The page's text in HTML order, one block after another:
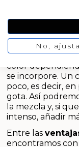
formulación a
mucho, y
para conseguir
nos permitirá
color
se incorpore. Un
poco, es decir,
gota. Así
la mezcla y, si
intenso, añadir
Entre las
encontramos
No,